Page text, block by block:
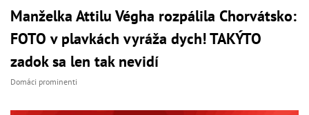
Manželka Attilu Végha rozpálila Chorvátsko:
FOTO v plavkách vyráža dych! TAKÝTO
zadok sa len tak nevidí
Domáci prominenti